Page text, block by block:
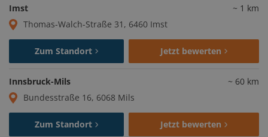
Imst ~ 1 km
Thomas-Walch-Straße 31, 6460 Imst
Zum Standort Jetzt bewerten
Innsbruck-Mils ~ 60 km
Bundesstraße 16, 6068 Mils
Zum Standort Jetzt bewerten